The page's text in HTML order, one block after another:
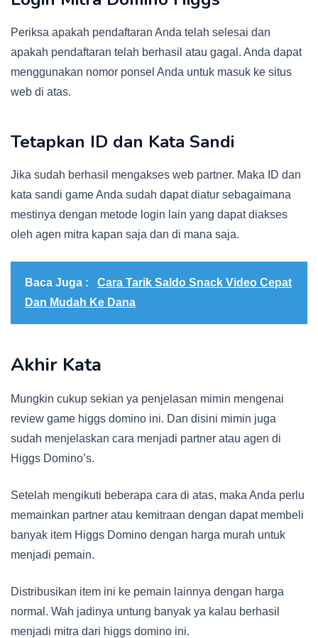
Periksa apakah pendaftaran Anda telah selesai dan
apakah pendaftaran telah berhasil atau gagal. Anda dapat
menggunakan nomor ponsel Anda untuk masuk ke situs
web di atas.
Tetapkan ID dan Kata Sandi
Jika sudah berhasil mengakses web partner. Maka ID dan
kata sandi game Anda sudah dapat diatur sebagaimana
mestinya dengan metode login lain yang dapat diakses
oleh agen mitra kapan saja dan di mana saja.
Baca Juga :
Cara Tarik Saldo Snack Video Cepat
Dan Mudah Ke Dana
Akhir Kata
Mungkin cukup sekian ya penjelasan mimin mengenai
review game higgs domino ini. Dan disini mimin juga
sudah menjelaskan cara menjadi partner atau agen di
Higgs Domino’s.
Setelah mengikuti beberapa cara di atas, maka Anda perlu
memainkan partner atau kemitraan dengan dapat membeli
banyak item Higgs Domino dengan harga murah untuk
menjadi pemain.
Distribusikan item ini ke pemain lainnya dengan harga
normal. Wah jadinya untung banyak ya kalau berhasil
menjadi mitra dari higgs domino ini.